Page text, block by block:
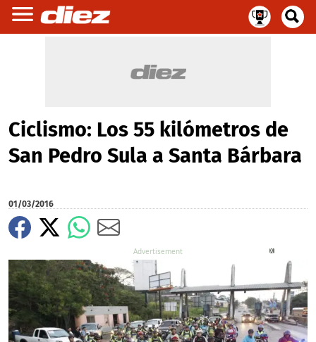
Ciclismo: Los 55 kilómetros de
San Pedro Sula a Santa Bárbara
01/03/2016
X